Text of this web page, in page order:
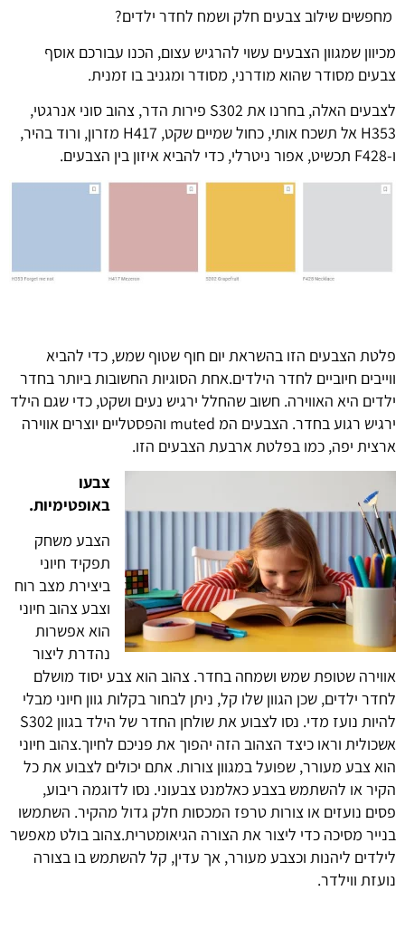
מחפשים שילוב צבעים חלק ושמח לחדר ילדים?
מכיוון שמגוון הצבעים עשוי להרגיש עצום, הכנו עבורכם אוסף
צבעים מסודר שהוא מודרני, מסודר ומגניב בו זמנית.
לצבעים האלה, בחרנו את
פירות הדר, צהוב סוני אנרגטי,
H353 אל תשכח אותי, כחול שמיים שקט, H417
מזרון, ורוד בהיר,
ו-F428 תכשיט, אפור ניטרלי, כדי להביא איזון בין הצבעים.
פלטת הצבעים הזו בהשראת יום חוף שטוף שמש, כדי להביא
ווייבים חיוביים לחדר הילדים.אחת הסוגיות החשובות ביותר בחדר
ילדים היא האווירה. חשוב שהחלל ירגיש נעים ושקט, כדי שגם הילד
ירגיש רגוע בחדר. הצבעים המ
והפסטליים יוצרים אווירה
ארצית יפה, כמו בפלטת ארבעת הצבעים הזו.
צבעו
באופטימיות.
הצבע משחק
תפקיד חיוני
ביצירת מצב רוח
וצבע צהוב חיוני
הוא אפשרות
נהדרת ליצור
אווירה שטופת שמש ושמחה בחדר. צהוב הוא צבע יסוד מושלם
לחדר ילדים, שכן הגוון שלו קל, ניתן לבחור בקלות גוון חיוני מבלי
להיות נועז מדי. נסו לצבוע את שולחן החדר של הילד בגוון
אשכולית וראו כיצד הצהוב הזה יהפוך את פניכם לחיוך.צהוב חיוני
הוא צבע מעורר, שפועל במגוון צורות. אתם יכולים לצבוע את כל
הקיר או להשתמש בצבע כאלמנט צבעוני. נסו לדוגמה ריבוע,
פסים נועזים או צורות טרפז המכסות חלק גדול מהקיר. השתמשו
בנייר מסיכה כדי ליצור את הצורה הגיאומטרית.צהוב בולט מאפשר
לילדים ליהנות וכצבע מעורר, אך עדין, קל להשתמש בו בצורה
נועזת ווילדר.